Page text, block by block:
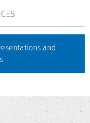
and